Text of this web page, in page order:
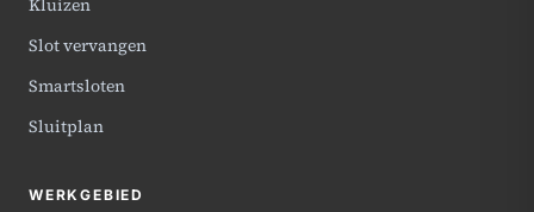
Slot vervangen
Smartsloten
Sluitplan
WERKGEBIED